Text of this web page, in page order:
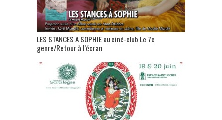
LES STANCES A SOPHIE au ciné-club Le 7e
genre/Retour à l’écran